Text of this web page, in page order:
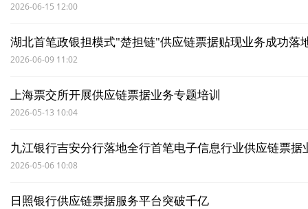
2026-06-15 12:00
湖北首笔政银担模式"楚担链"供应链票据贴现业务成功落
2026-06-09 11:02
上海票交所开展供应链票据业务专题培训
2026-05-13 10:04
九江银行吉安分行落地全行首笔电子信息行业供应链票据
2026-05-06 10:08
日照银行供应链票据服务平台突破千亿